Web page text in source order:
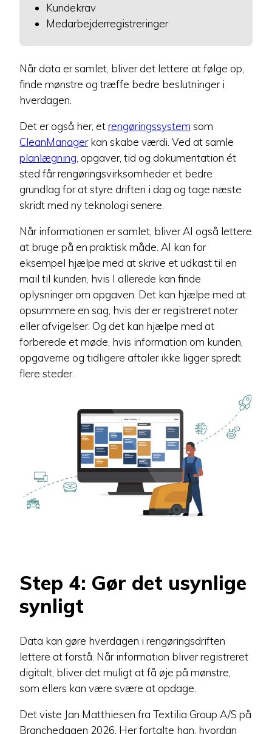
Kundekrav
Medarbejderregistreringer
Når data er samlet, bliver det lettere at følge op,
finde mønstre og træffe bedre beslutninger i
hverdagen.
Det er også her, etrengøringssystem som
CleanManagerkan skabe værdi. Ved at samle
planlægning , opgaver, tid og dokumentation ét
sted får rengøringsvirksomheder et bedre
grundlag for at styre driften i dag og tage næste
skridt med ny teknologi senere.
Når informationen er samlet, bliver AI også lettere
at bruge på en praktisk måde. AI kan for
eksempel hjælpe med at skrive et udkast til en
mail til kunden, hvis I allerede kan finde
oplysninger om opgaven. Det kan hjælpe med at
opsummere en sag, hvis der er registreret noter
eller afvigelser. Og det kan hjælpe med at
forberede et møde, hvis information om kunden,
opgaverne og tidligere aftaler ikke ligger spredt
flere steder.
Step 4: Gør det usynlige
synligt
Data kan gøre hverdagen i rengøringsdriften
lettere at forstå. Når information bliver registreret
digitalt, bliver det muligt at få øje på mønstre,
som ellers kan være svære at opdage.
Det viste Jan Matthiesen fra Textilia Group A/S på
Branchedagen 2026. Her fortalte han, hvordan